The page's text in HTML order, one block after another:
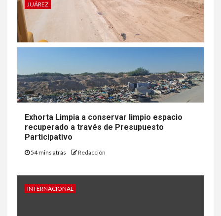
JUÁREZ
Exhorta Limpia a conservar limpio espacio
recuperado a través de Presupuesto
Participativo
54 mins atrás Redacción
INTERNACIONAL